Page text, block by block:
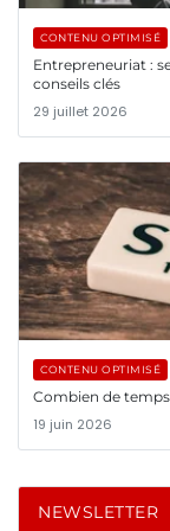
CONTENU OPTIMISÉ
Entrepreneuriat :
conseils clés
29 juillet 2026
CONTENU OPTIMISÉ
Combien de
19 juin 2026
NEWSLETTER